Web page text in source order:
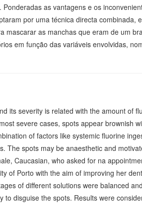
as vantagens e os
por uma técnica directa combinada,
mascarar as manchas que eram de um
em função das variáveis envolvidas,
its severity is related with the amount of
severe cases, spots appear brownish
of factors like systemic fluorine
The spots may be anaesthetic and
Caucasian, who asked for na
of Porto with the aim of improving her
of different solutions were balanced
disguise the spots. Results were